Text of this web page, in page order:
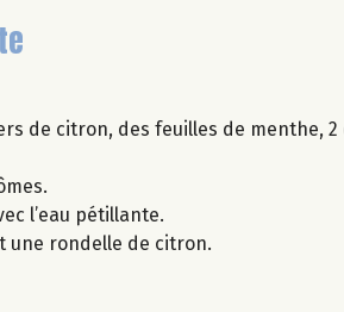
de citron, des feuilles de menthe,
l’eau pétillante.
une rondelle de citron.